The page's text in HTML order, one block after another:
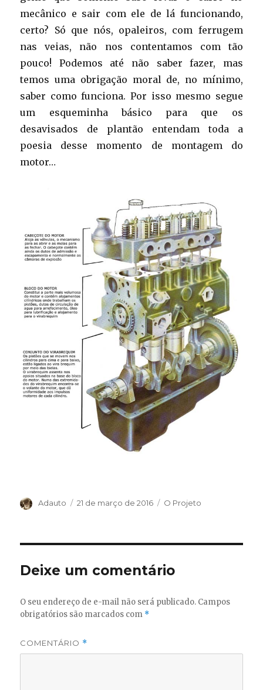
mecânico e sair com ele de lá funcionando,
certo? Só que nós, opaleiros, com ferrugem
nas veias, não nos contentamos com tão
pouco! Podemos até não saber fazer, mas
temos uma obrigação moral de, no mínimo,
saber como funciona. Por isso mesmo segue
um esqueminha básico para que os
desavisados de plantão entendam toda a
poesia desse momento de montagem do
motor…
Autor
Adauto
Publicado
21 de março de 2016 Categorias
O Projeto
Deixe um comentário
O seu endereço de e-mail não será publicado. Campos
obrigatórios são marcados com *
COMENTÁRIO *